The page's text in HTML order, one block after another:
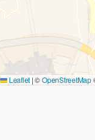
Leaflet |©OpenStreetMap